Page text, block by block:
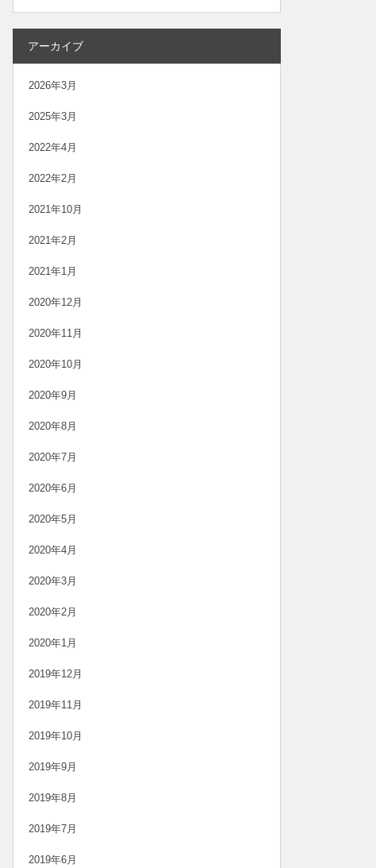
アーカイブ
2026年3月
2025年3月
2022年4月
2022年2月
2021年10月
2021年2月
2021年1月
2020年12月
2020年11月
2020年10月
2020年9月
2020年8月
2020年7月
2020年6月
2020年5月
2020年4月
2020年3月
2020年2月
2020年1月
2019年12月
2019年11月
2019年10月
2019年9月
2019年8月
2019年7月
2019年6月